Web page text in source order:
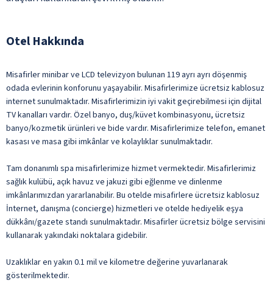
Otel Hakkında
Misafirler minibar ve LCD televizyon bulunan 119 ayrı ayrı döşenmiş
odada evlerinin konforunu yaşayabilir. Misafirlerimize ücretsiz kablosuz
internet sunulmaktadır. Misafirlerimizin iyi vakit geçirebilmesi için dijital
TV kanalları vardır. Özel banyo, duş/küvet kombinasyonu, ücretsiz
banyo/kozmetik ürünleri ve bide vardır. Misafirlerimize telefon, emanet
kasası ve masa gibi imkânlar ve kolaylıklar sunulmaktadır.
Tam donanımlı spa misafirlerimize hizmet vermektedir. Misafirlerimiz
sağlık kulübü, açık havuz ve jakuzi gibi eğlenme ve dinlenme
imkânlarımızdan yararlanabilir. Bu otelde misafirlere ücretsiz kablosuz
İnternet, danışma (concierge) hizmetleri ve otelde hediyelik eşya
dükkânı/gazete standı sunulmaktadır. Misafirler ücretsiz bölge servisini
kullanarak yakındaki noktalara gidebilir.
Uzaklıklar en yakın 0.1 mil ve kilometre değerine yuvarlanarak
gösterilmektedir.